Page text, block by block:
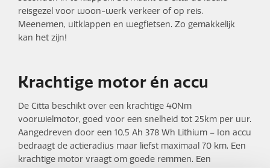
reisgezel voor woon-werk verkeer of op reis.
Meenemen, uitklappen en wegfietsen. Zo gemakkelijk
kan het zijn!
Krachtige motor én accu
De Citta beschikt over een krachtige 40Nm
voorwielmotor, goed voor een snelheid tot 25km per uur.
Aangedreven door een 10,5 Ah 378 Wh Lithium – Ion accu
bedraagt de actieradius maar liefst maximaal 70 km. Een
krachtige motor vraagt om goede remmen. Een